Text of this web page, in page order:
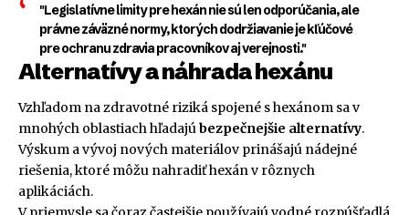
"Legislatívne limity pre hexán nie sú len odporúčania, ale
právne záväzné normy, ktorých dodržiavanie je kľúčové
pre ochranu zdravia pracovníkov aj verejnosti."
Alternatívy a náhrada hexánu
Vzhľadom na zdravotné riziká spojené s hexánom sa v
mnohých oblastiach hľadajúbezpečnejšie alternatívy.
Výskum a vývoj nových materiálov prinášajú nádejné
riešenia, ktoré môžu nahradiť hexán v rôznych
aplikáciách.